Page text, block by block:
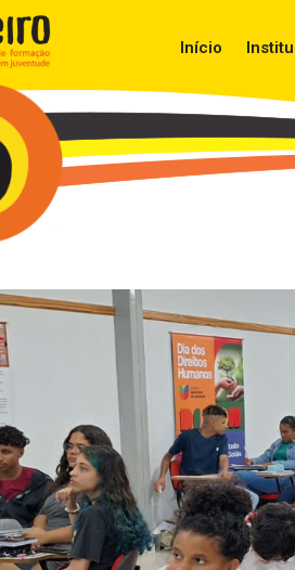
Início